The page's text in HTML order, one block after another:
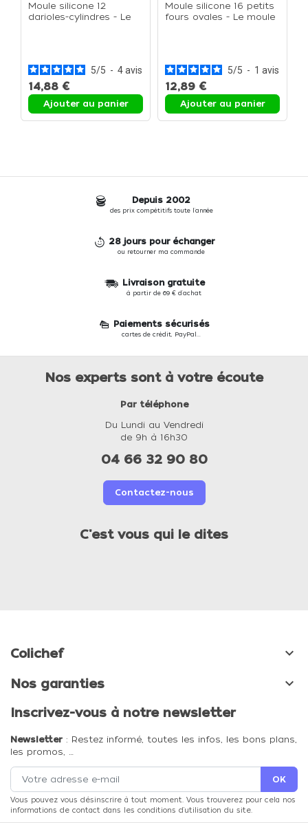
Moule silicone 12
darioles-cylindres - Le
5/5 - 4avis
14,88 €
Ajouter au panier
Moule silicone 16 petits
fours ovales - Le moule
5/5 - 1 avis
12,89 €
Ajouter au panier
Depuis 2002
des prix compétitifs toute l'année
28 jours pour échanger
ou retourner ma commande
Livraison gratuite
à partir de 69 € d'achat
Paiements sécurisés
cartes de crédit, PayPal...
Nos experts sont à votre écoute
Par téléphone
Du Lundi au Vendredi
de 9h à 16h30
04 66 32 90 80
Contactez-nous
C'est vous qui le dites
Colichef 
Nos garanties 
Inscrivez-vous à notre newsletter
Newsletter : Restez informé, toutes les infos, les bons plans,
les promos, …
Vous pouvez vous désinscrire à tout moment. Vous trouverez pour cela nos
informations de contact dans les conditions d'utilisation du site.